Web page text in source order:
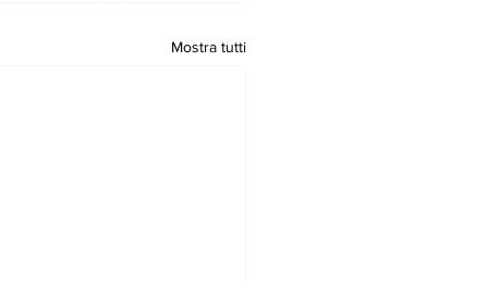
Mostra tutti